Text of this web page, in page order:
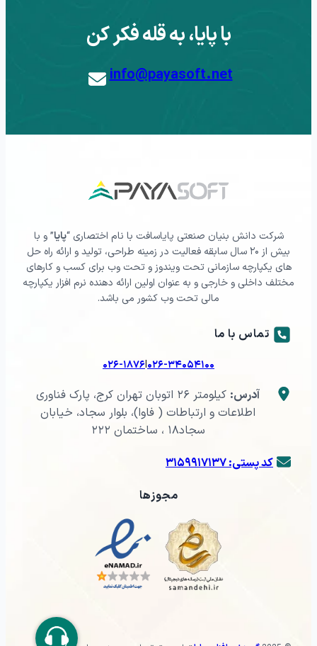
با پایا، به قله فکر کن
info@payasoft.net
شرکت دانش بنیان صنعتی پایاسافت با نام اختصاری “پایا” و با
بیش از ۲۰ سال سابقه فعالیت در زمینه طراحی، تولید و ارائه راه حل
های یکپارچه سازمانی تحت ویندوز و تحت وب برای کسب و کارهای
مختلف داخلی و خارجی و به عنوان اولین ارائه دهنده نرم افزار یکپارچه
مالی تحت وب کشور می باشد.
تماس با ما
۰۲۶-۳۴۰۵۴۱۰۰|۰۲۶-۱۸۷۶
آدرس:
کیلومتر ۲۶ اتوبان تهران کرج، پارک فناوری
اطلاعات و ارتباطات ( فاوا)، بلوار سجاد، خیابان
سجاد۱۸ ، ساختمان ۲۲۲
کد پستی: ۳۱۵۹۹۱۷۱۳۷
مجوزها